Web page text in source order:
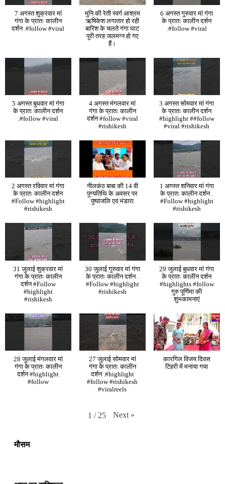
7 अगस्त शुक्रवार मां
गंगा के प्रातः कालीन
दर्शन .#follow #viral
मुनि की रेती स्वर्ग आश्रम
ऋषिकेश लगातार हो रही
बारिश के चलते गंगा घाट
पूरी तरह जलमग्न हो गए
हैं।
6 अगस्त गुरुवार मां गंगा
के प्रातः कालीन दर्शन
.#follow #viral
5 अगस्त बुधवार मां गंगा
के प्रातः कालीन दर्शन
.#follow #viral
4 अगस्त मंगलवार मां
गंगा के प्रातः कालीन
दर्शन #follow #viral
#rishikesh
3 अगस्त सोमवार मां गंगा
के प्रातः कालीन दर्शन
#highlight ##follow
#viral #rishikesh
2 अगस्त रविवार मां गंगा
के प्रातः कालीन दर्शन
#Follow #highlight
#rishikesh
नीलकंठ बाबा की 14 वी
पुण्यतिथि के अवसर पर
पुष्पांजलि एवं भंडारा
1 अगस्त शनिवार मां गंगा
के प्रातः कालीन दर्शन .
#Follow #highlight
#rishikesh
31 जुलाई शुक्रवार मां
गंगा के प्रातः कालीन
दर्शन #Follow
#highlight
#rishikesh
30 जुलाई गुरुवार मां गंगा
के प्रातः कालीन दर्शन .
#Follow #highlight
#rishikesh
29 जुलाई बुधवार मां गंगा
के प्रातः कालीन दर्शन
#highlights #follow
गुरु पूर्णिमा की
शुभकामनाएं
28 जुलाई मंगलवार मां
गंगा के प्रातः कालीन
दर्शन #highlight
#follow
27 जुलाई सोमवार मां
गंगा के प्रातः कालीन
दर्शन .#highlight
#follow #rishikesh
#viralreels
कारगिल विजय दिवस
टिहरी में मनाया गया
1 / 25 Next »
मौसम